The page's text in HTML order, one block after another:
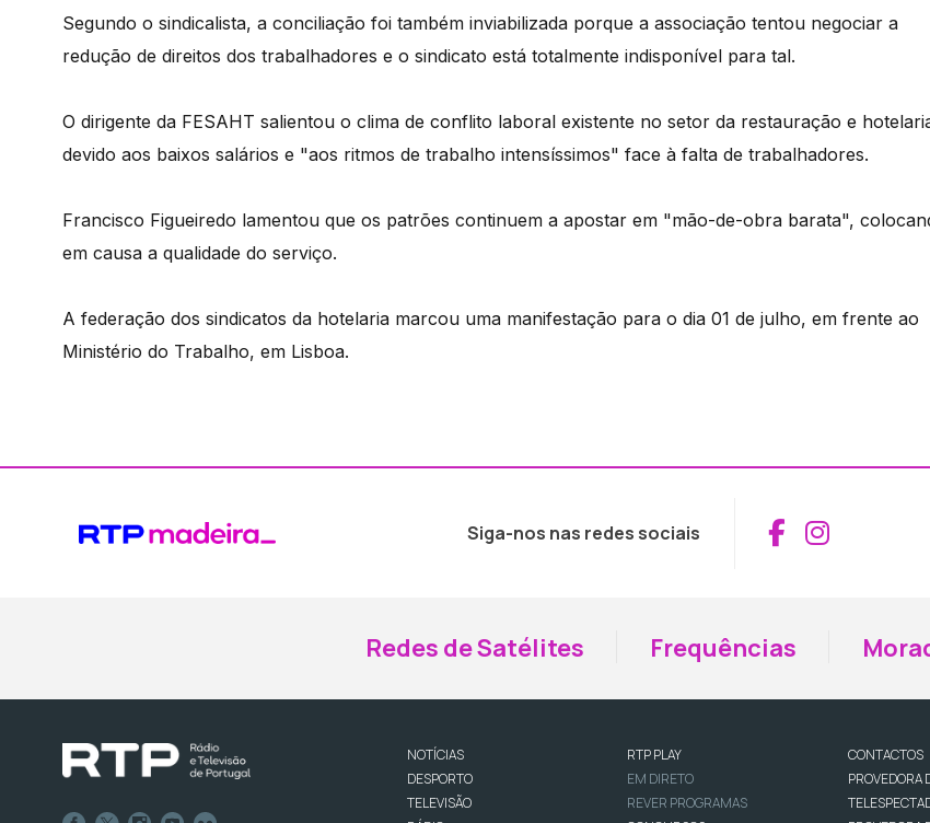
Segundo o sindicalista, a conciliação foi também inviabilizada porque a associação tentou negociar a
redução de direitos dos trabalhadores e o sindicato está totalmente indisponível para tal.
O dirigente da FESAHT salientou o clima de conflito laboral existente no setor da restauração e
devido aos baixos salários e "aos ritmos de trabalho intensíssimos" face à falta de trabalhadores.
Francisco Figueiredo lamentou que os patrões continuem a apostar em "mão-de-obra barata",
em causa a qualidade do serviço.
A federação dos sindicatos da hotelaria marcou uma manifestação para o dia 01 de julho, em frente ao
Ministério do Trabalho, em Lisboa.
Siga-nos nas redes sociais Aceder
Aceder
Redes de Satélites Frequências
NOTÍCIAS
DESPORTO
TELEVISÃO
RTP PLAY
EM DIRETO
REVER PROGRAMAS
CONTACTOS
PROVEDORA